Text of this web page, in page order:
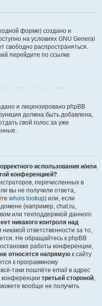
форме) создано и
на условиях GNU General
свободно распространяться.
перейдите по ссылке
и лицензировано phpBB
должна быть добавлена,
свой голос за уже
использования и/или
конференцией?
перечисленных в
вы не получили ответа,
whois lookup) или, если
(например, chat.ru,
или техподдержкой данного
никакого контроля над
ответственности за то,
Не обращайтесь к phpBB
работы конференции,
не относятся напрямую к сайту
к программному
таки пошлёте email в адрес
конференции третьей стороной,
вообще не получить